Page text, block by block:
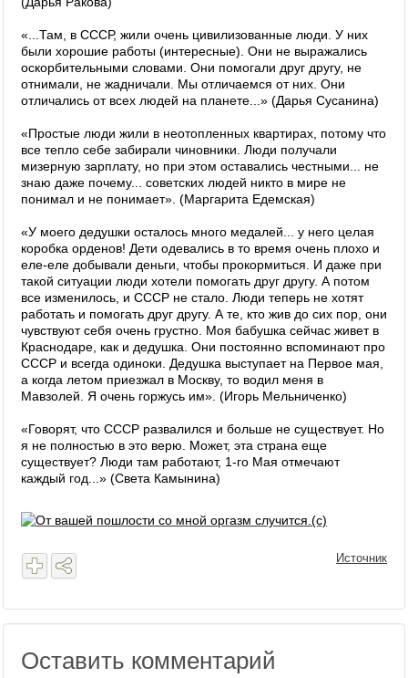
«...Там, в СССР, жили очень цивилизованные люди. У них
были хорошие работы (интересные). Они не выражались
оскорбительными словами. Они помогали друг другу, не
отнимали, не жадничали. Мы отличаемся от них. Они
отличались от всех людей на планете...» (Дарья Сусанина)
«Простые люди жили в неотопленных квартирах, потому что
все тепло себе забирали чиновники. Люди получали
мизерную зарплату, но при этом оставались честными... не
знаю даже почему... советских людей никто в мире не
понимал и не понимает». (Маргарита Едемская)
«У моего дедушки осталось много медалей... у него целая
коробка орденов! Дети одевались в то время очень плохо и
еле-еле добывали деньги, чтобы прокормиться. И даже при
такой ситуации люди хотели помогать друг другу. А потом
все изменилось, и СССР не стало. Люди теперь не хотят
работать и помогать друг другу. А те, кто жив до сих пор, они
чувствуют себя очень грустно. Моя бабушка сейчас живет в
Краснодаре, как и дедушка. Они постоянно вспоминают про
СССР и всегда одиноки. Дедушка выступает на Первое мая,
а когда летом приезжал в Москву, то водил меня в
Мавзолей. Я очень горжусь им». (Игорь Мельниченко)
«Говорят, что СССР развалился и больше не существует. Но
я не полностью в это верю. Может, эта страна еще
существует? Люди там работают, 1-го Мая отмечают
каждый год...» (Света Камынина)
Источник
Оставить комментарий